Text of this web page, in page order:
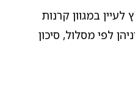
במגוון קרנות
לפי מסלול, סיכון